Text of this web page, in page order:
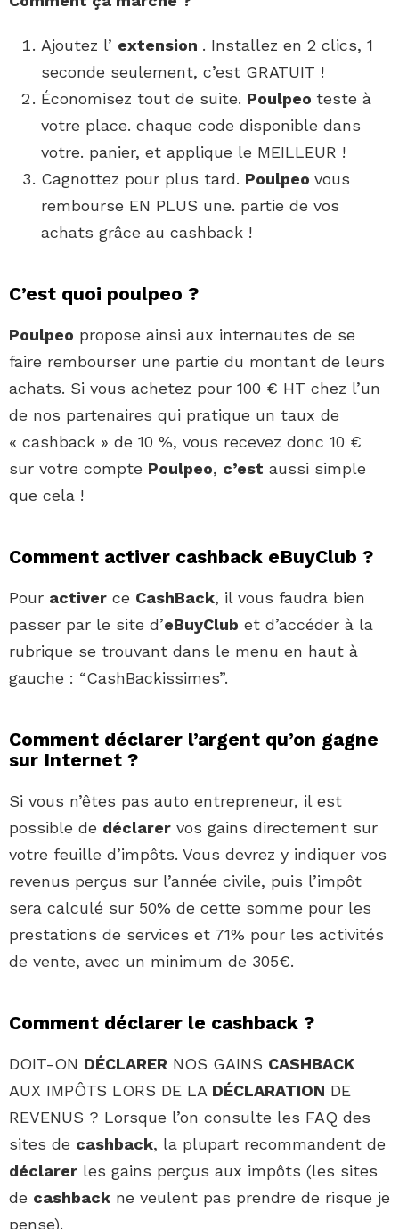
Ajoutez l’ extension . Installez en 2 clics, 1
seconde seulement, c’est GRATUIT !
Économisez tout de suite. Poulpeo teste à
votre place. chaque code disponible dans
votre. panier, et applique le MEILLEUR !
Cagnottez pour plus tard. Poulpeo vous
rembourse EN PLUS une. partie de vos
achats grâce au cashback !
C’est quoi poulpeo ?
Poulpeo propose ainsi aux internautes de se
faire rembourser une partie du montant de leurs
achats. Si vous achetez pour 100 € HT chez l’un
de nos partenaires qui pratique un taux de
« cashback » de 10 %, vous recevez donc 10 €
sur votre compte Poulpeo, c’est aussi simple
que cela !
Comment activer cashback eBuyClub ?
Pour activer ce CashBack, il vous faudra bien
passer par le site d’eBuyClub et d’accéder à la
rubrique se trouvant dans le menu en haut à
gauche : “CashBackissimes”.
Comment déclarer l’argent qu’on gagne
sur Internet ?
Si vous n’êtes pas auto entrepreneur, il est
possible de déclarer vos gains directement sur
votre feuille d’impôts. Vous devrez y indiquer vos
revenus perçus sur l’année civile, puis l’impôt
sera calculé sur 50% de cette somme pour les
prestations de services et 71% pour les activités
de vente, avec un minimum de 305€.
Comment déclarer le cashback ?
DOIT-ON DÉCLARER NOS GAINS CASHBACK
AUX IMPÔTS LORS DE LA DÉCLARATION DE
REVENUS ? Lorsque l’on consulte les FAQ des
sites de cashback, la plupart recommandent de
déclarer les gains perçus aux impôts (les sites
de cashback ne veulent pas prendre de risque je
pense).